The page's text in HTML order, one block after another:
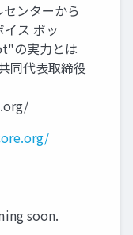
ンターから
ス ボッ
の実力とは
同代表取締役
soon.